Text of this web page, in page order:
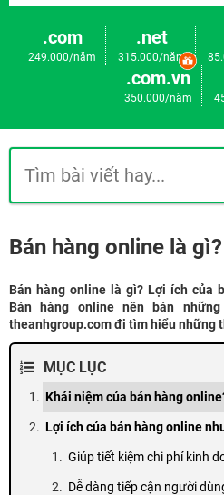
.com
249.000/năm
.net
315.000/năm
.com.vn
350.000/năm
Bán hàng online là gì?
Bán hàng online là gì? Lợi ích của
Bán hàng online nên bán
theanhgroup.com đi tìm hiểu những
MỤC LỤC
Khái niệm của bán hàng
Lợi ích của bán hàng online
Giúp tiết kiệm chi phí kinh
Dễ dàng tiếp cận người